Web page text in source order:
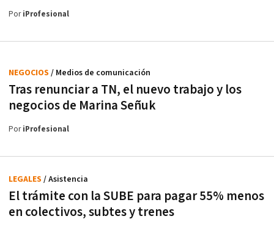
PoriProfesional
Tras renunciar a TN, el nuevo trabajo y los
negocios de Marina Señuk
NEGOCIOS / Medios de comunicación
PoriProfesional
El trámite con la SUBE para pagar 55% menos
en colectivos, subtes y trenes
LEGALES / Asistencia